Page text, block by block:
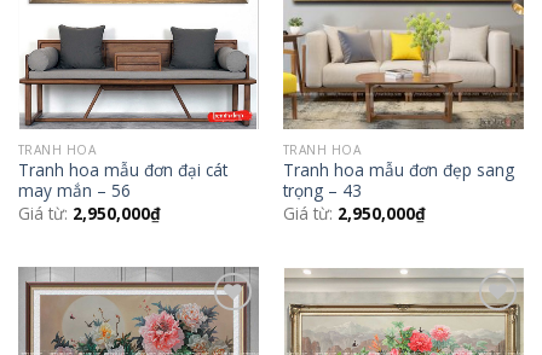
TRANH HOA
Tranh hoa mẫu đơn đại cát
may mắn – 56
Giá từ: 2,950,000₫
TRANH HOA
Tranh hoa mẫu đơn đẹp sang
trọng – 43
Giá từ: 2,950,000₫
Add to
Wishlist
Add to
Wishlist